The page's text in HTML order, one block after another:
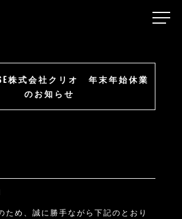
株式会社クリオ 年末年始休業
のお知らせ
ため、誠に勝手ながら下記のとおり